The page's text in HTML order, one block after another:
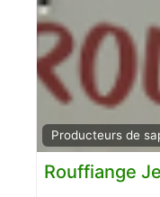
Producteurs de
Rouffiange